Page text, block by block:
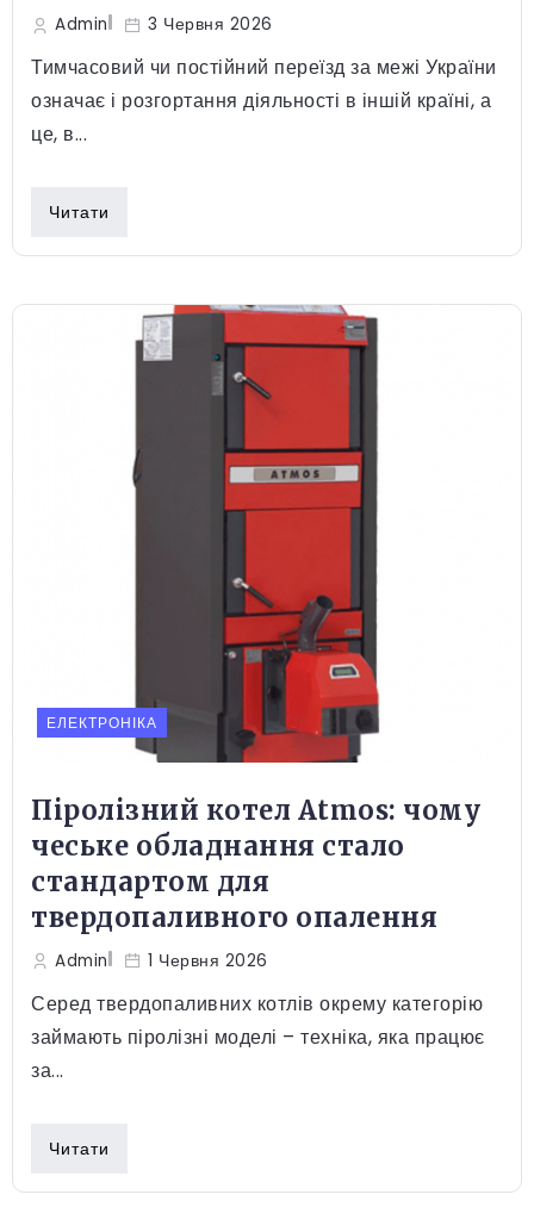
Admin 3 Червня 2026
Тимчасовий чи постійний переїзд за межі України
означає і розгортання діяльності в іншій країні, а
це, в...
Читати
ЕЛЕКТРОНІКА
Піролізний котел Atmos: чому
чеське обладнання стало
стандартом для
твердопаливного опалення
Admin 1 Червня 2026
Серед твердопаливних котлів окрему категорію
займають піролізні моделі – техніка, яка працює
за...
Читати